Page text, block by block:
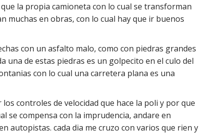
la propia camioneta con lo cual se transforman
muchas en obras, con lo cual hay que ir buenos
con un asfalto malo, como con piedras grandes
una de estas piedras es un golpecito en el culo del
con lo cual una carretera plana es una
controles de velocidad que hace la poli y por que
se compensa con la imprudencia, andare en
autopistas. cada dia me cruzo con varios que rien y